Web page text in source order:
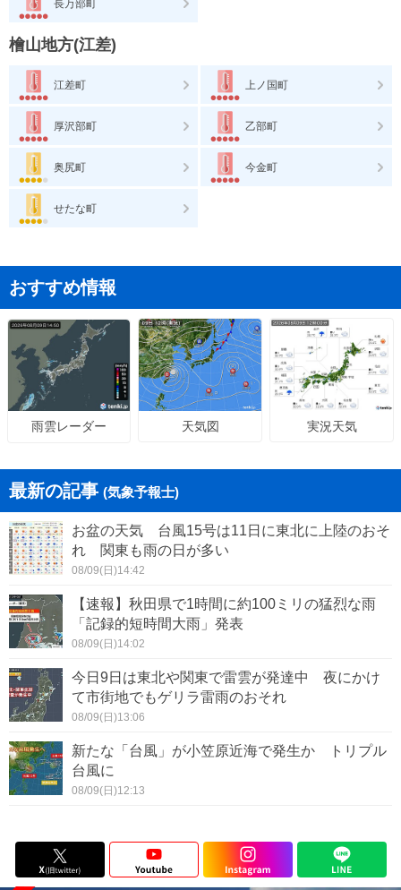
長万部町
檜山地方(江差)
江差町 上ノ国町
厚沢部町 乙部町
奥尻町 今金町
せたな町
おすすめ情報
雨雲レーダー 天気図 実況天気
最新の記事 (気象予報士)
お盆の天気 台風15号は11日に東北に上陸のおそ
れ 関東も雨の日が多い
08/09(日)14:42
【速報】秋田県で1時間に約100ミリの猛烈な雨
「記録的短時間大雨」発表
08/09(日)14:02
今日9日は東北や関東で雷雲が発達中 夜にかけ
て市街地でもゲリラ雷雨のおそれ
08/09(日)13:06
新たな「台風」が小笠原近海で発生か トリプル
台風に
08/09(日)12:13